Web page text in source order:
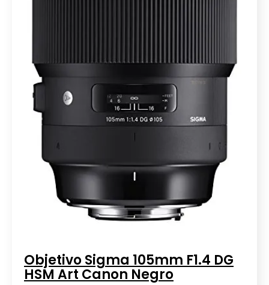
Objetivo Sigma 105mm F1.4 DG
HSM Art Canon Negro